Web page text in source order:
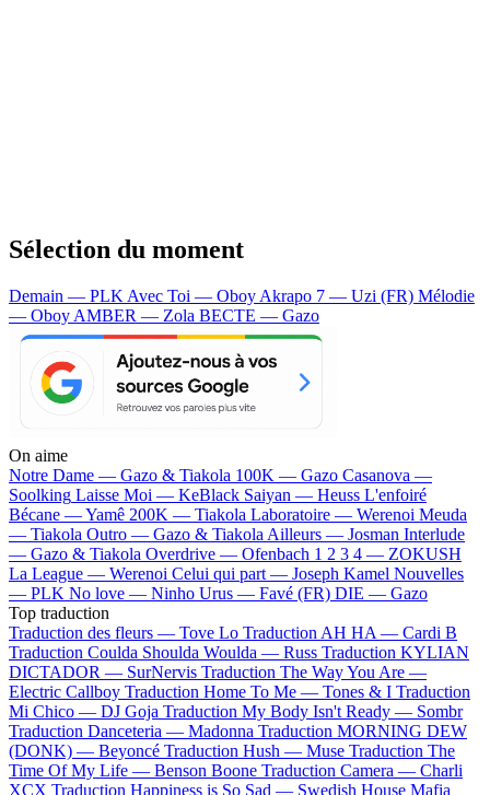
Sélection du moment
Demain — PLK Avec Toi — Oboy Akrapo 7 — Uzi (FR) Mélodie
— Oboy AMBER — Zola BECTE — Gazo
On aime
Notre Dame — Gazo & Tiakola 100K — Gazo Casanova —
Soolking Laisse Moi — KeBlack Saiyan — Heuss L'enfoiré
Bécane —Yamê 200K — Tiakola Laboratoire — Werenoi Meuda
— Tiakola Outro — Gazo & Tiakola Ailleurs — Josman Interlude
— Gazo & Tiakola Overdrive — Ofenbach 1 2 3 4 — ZOKUSH
La League — Werenoi Celui qui part — Joseph Kamel Nouvelles
— PLK No love — Ninho Urus — Favé (FR) DIE — Gazo
Top traduction
Traduction des fleurs — Tove Lo Traduction AH HA — Cardi B
Traduction Coulda Shoulda Woulda — Russ Traduction KYLIAN
DICTADOR — SurNervis Traduction The Way You Are —
Electric Callboy Traduction Home To Me — Tones & I Traduction
Mi Chico — DJ Goja Traduction My Body Isn't Ready — Sombr
Traduction Danceteria — Madonna Traduction MORNING DEW
(DONK) — Beyoncé Traduction Hush — Muse Traduction The
Time Of My Life — Benson Boone Traduction Camera — Charli
XCX Traduction Happiness is So Sad — Swedish House Mafia